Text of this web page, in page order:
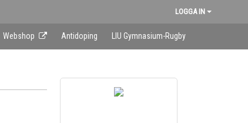
LOGGA IN
Webshop Antidoping LIU Gymnasium-Rugby